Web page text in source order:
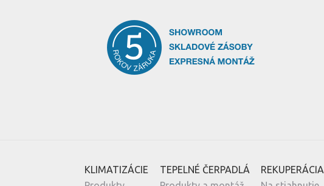
KLIMATIZÁCIE
TEPELNÉ ČERPADLÁ
REKUPERÁCIA